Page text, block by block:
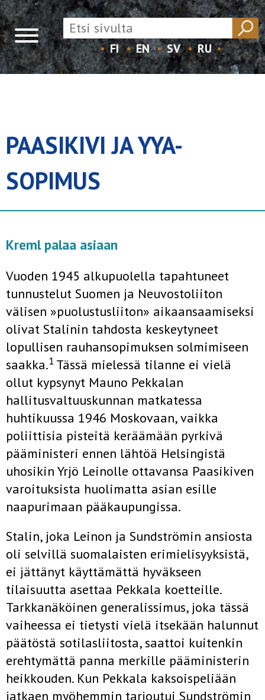
FI EN SV RU
PAASIKIVI JA YYA-
SOPIMUS
Kreml palaa asiaan
Vuoden 1945 alkupuolella tapahtuneet
tunnustelut Suomen ja Neuvostoliiton
välisen »puolustusliiton» aikaansaamiseksi
olivat Stalinin tahdosta keskeytyneet
lopullisen rauhansopimuksen solmimiseen
saakka.1 Tässä mielessä tilanne ei vielä
ollut kypsynyt Mauno Pekkalan
hallitusvaltuuskunnan matkatessa
huhtikuussa 1946 Moskovaan, vaikka
poliittisia pisteitä keräämään pyrkivä
pääministeri ennen lähtöä Helsingistä
uhosikin Yrjö Leinolle ottavansa Paasikiven
varoituksista huolimatta asian esille
naapurimaan pääkaupungissa.
Stalin, joka Leinon ja Sundströmin ansiosta
oli selvillä suomalaisten erimielisyyksistä,
ei jättänyt käyttämättä hyväkseen
tilaisuutta asettaa Pekkala koetteille.
Tarkkanäköinen generalissimus, joka tässä
vaiheessa ei tietysti vielä itsekään halunnut
päätöstä sotilasliitosta, saattoi kuitenkin
erehtymättä panna merkille pääministerin
heikkouden. Kun Pekkala kaksoispeliään
jatkaen myöhemmin tarjoutui Sundströmin